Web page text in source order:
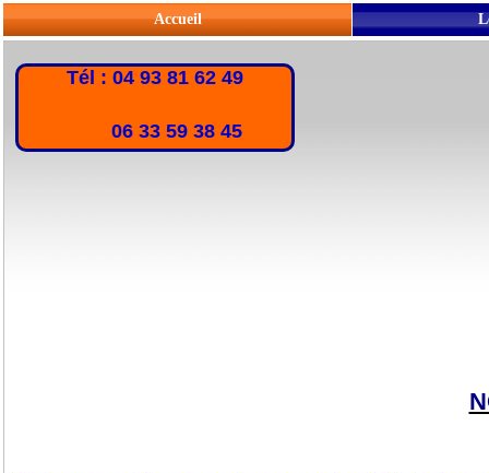
Accueil
Tél : 04 93 81 62 49
06 33 59 38 45